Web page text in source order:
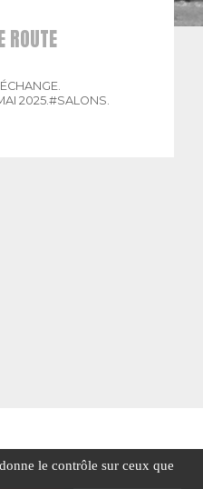
ROUTE
2025. #SALONS.
le contrôle sur ceux que